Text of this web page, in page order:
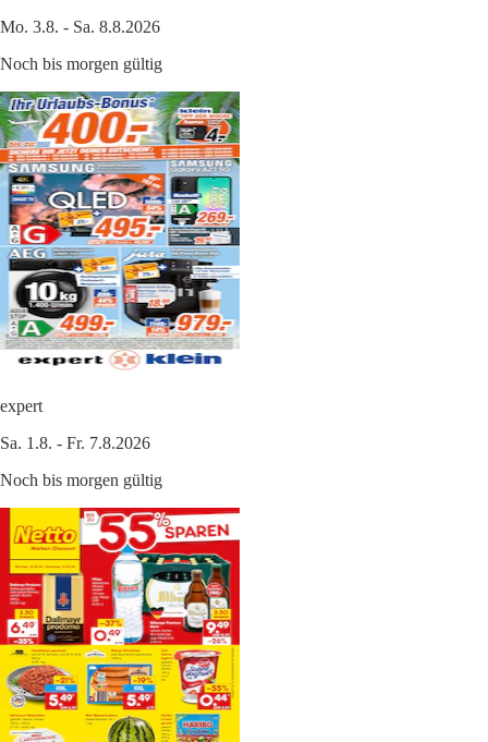
Mo. 3.8. - Sa. 8.8.2026
Noch bis morgen gültig
expert
Sa. 1.8. - Fr. 7.8.2026
Noch bis morgen gültig